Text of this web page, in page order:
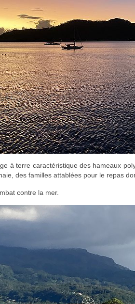
à terre caractéristique des hameaux
des familles attablées pour le repas
contre la mer.